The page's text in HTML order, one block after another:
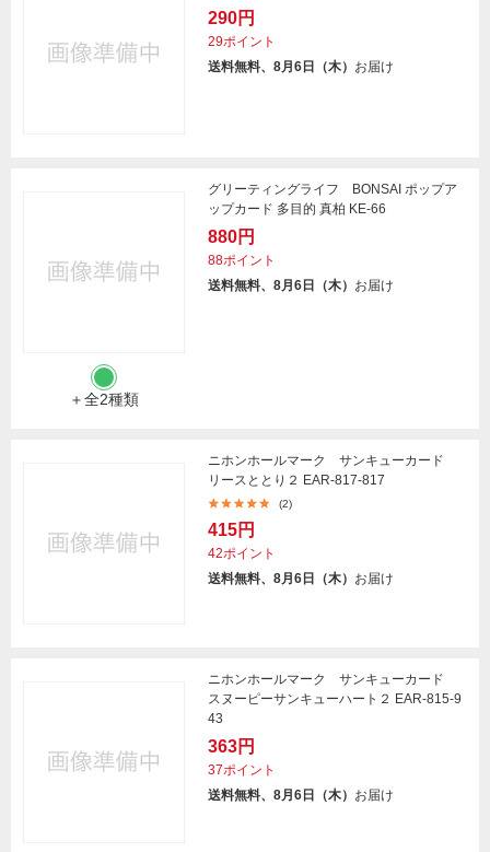
290円
29ポイント
送料無料、8月6日（木） お届け
＋全2種類
グリーティングライフ BONSAI ポップア
ップカード 多目的 真柏 KE-66
880円
88ポイント
送料無料、8月6日（木） お届け
ニホンホールマーク サンキューカード
リースととり２ EAR-817-817
(2)
415円
42ポイント
送料無料、8月6日（木） お届け
ニホンホールマーク サンキューカード
スヌーピーサンキューハート２ EAR-815-9
43
363円
37ポイント
送料無料、8月6日（木） お届け